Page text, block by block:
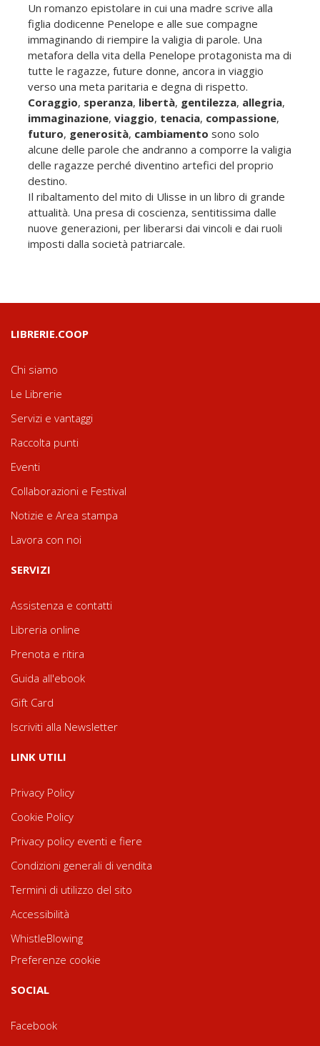
Un romanzo epistolare in cui una madre scrive alla
figlia dodicenne Penelope e alle sue compagne
immaginando di riempire la valigia di parole. Una
metafora della vita della Penelope protagonista ma di
tutte le ragazze, future donne, ancora in viaggio
verso una meta paritaria e degna di rispetto.
Coraggio, speranza, libertà, gentilezza, allegria,
immaginazione, viaggio, tenacia, compassione,
futuro, generosità, cambiamento sono solo
alcune delle parole che andranno a comporre la valigia
delle ragazze perché diventino artefici del proprio
destino.
Il ribaltamento del mito di Ulisse in un libro di grande
attualità. Una presa di coscienza, sentitissima dalle
nuove generazioni, per liberarsi dai vincoli e dai ruoli
imposti dalla società patriarcale.
LIBRERIE.COOP
Chi siamo
Le Librerie
Servizi e vantaggi
Raccolta punti
Eventi
Collaborazioni e Festival
Notizie e Area stampa
Lavora con noi
SERVIZI
Assistenza e contatti
Libreria online
Prenota e ritira
Guida all'ebook
Gift Card
Iscriviti alla Newsletter
LINK UTILI
Privacy Policy
Cookie Policy
Privacy policy eventi e fiere
Condizioni generali di vendita
Termini di utilizzo del sito
Accessibilità
WhistleBlowing
Preferenze cookie
SOCIAL
Facebook